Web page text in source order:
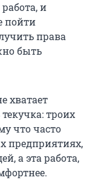
и
пойти
права
быть
хватает
троих
что часто
предприятиях,
а эта работа,